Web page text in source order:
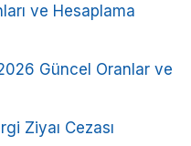
ve Hesaplama
Güncel Oranlar ve
Ziyaı Cezası